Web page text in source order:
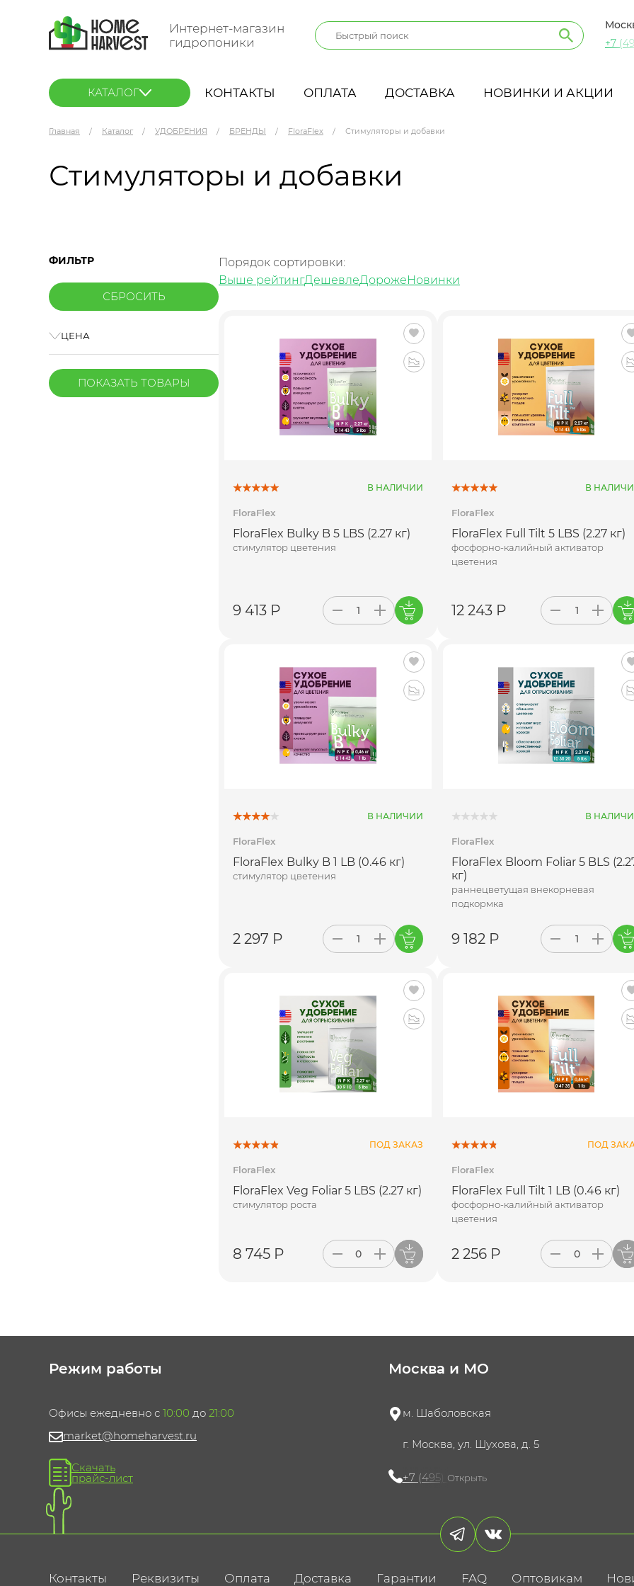
Интернет-магазин
гидропоники
+7
КАТАЛОГ КОНТАКТЫ ОПЛАТА ДОСТАВКА НОВИНКИ И АКЦИИ
Главная Каталог УДОБРЕНИЯ БРЕНДЫ FloraFlex Стимуляторы и добавки
Стимуляторы и добавки
ФИЛЬТР
ЦЕНА
ПОКАЗАТЬ ТОВАРЫ
Порядок сортировки:
Выше рейтингДешевлеДорожеНовинки
В НАЛИЧИИ
FloraFlex
FloraFlex Bulky B 5 LBS (2.27 кг)
стимулятор цветения
9 413 Р
В
FloraFlex
FloraFlex Full Tilt 5 LBS (2.27 кг)
фосфорно-калийный активатор
цветения
12 243 Р
В НАЛИЧИИ
FloraFlex
FloraFlex Bulky B 1 LB (0.46 кг)
стимулятор цветения
2 297 Р
В
FloraFlex
FloraFlex Bloom Foliar 5 BLS
кг)
раннецветущая внекорневая
подкормка
9 182 Р
ПОД ЗАКАЗ
FloraFlex
FloraFlex Veg Foliar 5 LBS (2.27 кг)
стимулятор роста
8 745 Р
ПОД
FloraFlex
FloraFlex Full Tilt 1 LB (0.46 кг)
фосфорно-калийный активатор
цветения
2 256 Р
Режим работы
Офисы ежедневно с 10:00 до 21:00
market@homeharvest.ru
Скачать
прайс-лист
Москва и МО
м. Шаболовская
г. Москва, ул. Шухова, д. 5
+7 (495) 721-60-15
Открыть
Контакты Реквизиты Оплата Доставка Гарантии FAQ Оптовикам